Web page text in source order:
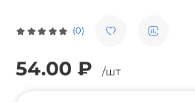
(0)
54.00 ₽ /шт